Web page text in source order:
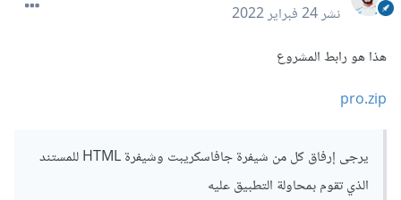
نشر24 فبراير 2022
هذا هو رابط المشروع
pro.zip
يرجى إرفاق كل من شيفرة جافاسكريبت وشيفرة HTML للمستند
الذي تقوم بمحاولة التطبيق عليه